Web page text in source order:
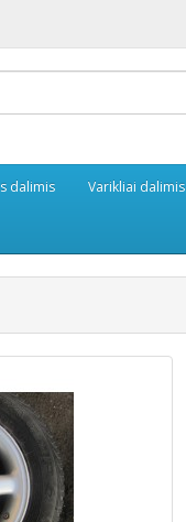
dalimis Varikliai dalimis